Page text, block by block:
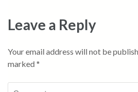
Leave a Reply
Your email address will not be
marked *